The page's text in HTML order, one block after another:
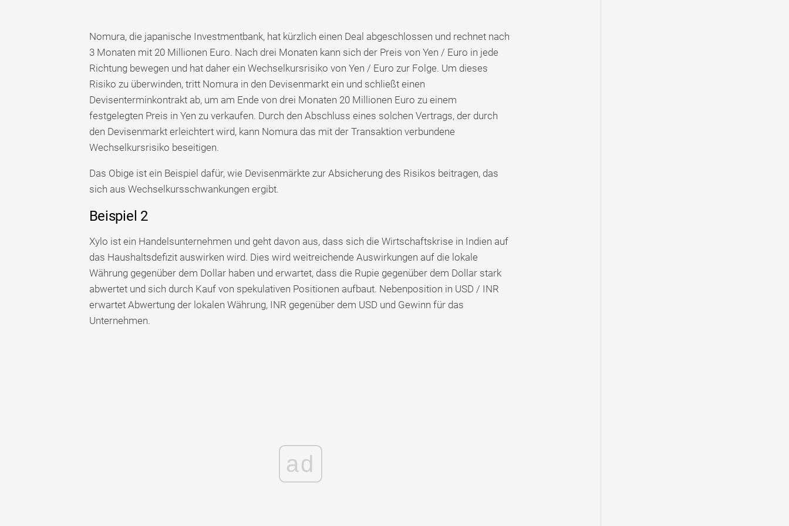
Nomura, die japanische Investmentbank, hat kürzlich einen Deal abgeschlossen und rechnet nach
3 Monaten mit 20 Millionen Euro. Nach drei Monaten kann sich der Preis von Yen / Euro in jede
Richtung bewegen und hat daher ein Wechselkursrisiko von Yen / Euro zur Folge. Um dieses
Risiko zu überwinden, tritt Nomura in den Devisenmarkt ein und schließt einen
Devisenterminkontrakt ab, um am Ende von drei Monaten 20 Millionen Euro zu einem
festgelegten Preis in Yen zu verkaufen. Durch den Abschluss eines solchen Vertrags, der durch
den Devisenmarkt erleichtert wird, kann Nomura das mit der Transaktion verbundene
Wechselkursrisiko beseitigen.
Das Obige ist ein Beispiel dafür, wie Devisenmärkte zur Absicherung des Risikos beitragen, das
sich aus Wechselkursschwankungen ergibt.
Beispiel 2
Xylo ist ein Handelsunternehmen und geht davon aus, dass sich die Wirtschaftskrise in Indien auf
das Haushaltsdefizit auswirken wird. Dies wird weitreichende Auswirkungen auf die lokale
Währung gegenüber dem Dollar haben und erwartet, dass die Rupie gegenüber dem Dollar stark
abwertet und sich durch Kauf von spekulativen Positionen aufbaut. Nebenposition in USD / INR
erwartet Abwertung der lokalen Währung, INR gegenüber dem USD und Gewinn für das
Unternehmen.
ad